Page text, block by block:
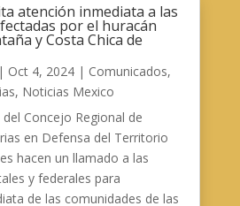
atención inmediata a las
por el huracán
y Costa Chica de
Oct 4, 2024| Comunicados,
, Noticias Mexico
Concejo Regional de
en Defensa del Territorio
hacen un llamado a las
y federales para
de las comunidades de las